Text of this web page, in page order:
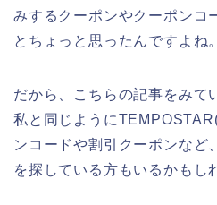
みするクーポンやクーポンコ
とちょっと思ったんですよね。
だから、こちらの記事をみて
私と同じように
ンコードや割引クーポンなど
を探している方もいるかもし